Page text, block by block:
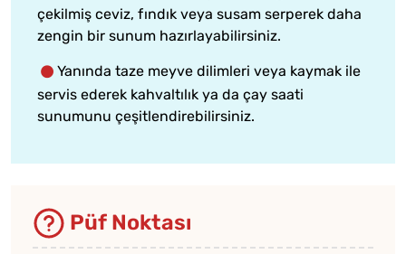
çekilmiş ceviz, fındık veya susam serperek daha
zengin bir sunum hazırlayabilirsiniz.
Yanında taze meyve dilimleri veya kaymak ile
servis ederek kahvaltılık ya da çay saati
sunumunu çeşitlendirebilirsiniz.
Püf Noktası